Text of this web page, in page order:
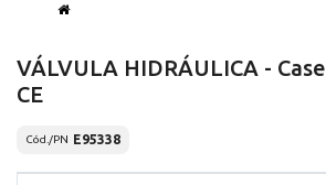
VÁLVULA HIDRÁULICA - Case
CE
Cód./PN E95338